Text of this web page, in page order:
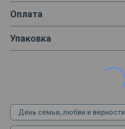
Оплата
Упаковка
День семьи, любви и верности